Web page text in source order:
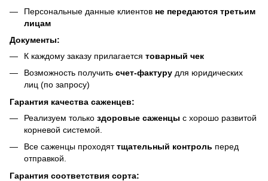
Персональные данные клиентов не передаются третьим
лицам
Документы:
К каждому заказу прилагается товарный чек
Возможность получить счет-фактуру для юридических
лиц (по запросу)
Гарантия качества саженцев:
Реализуем только здоровые саженцы с хорошо развитой
корневой системой.
Все саженцы проходяттщательный контроль перед
отправкой.
Гарантия соответствия сорта: